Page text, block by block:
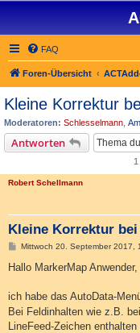
FAQ
Foren-Übersicht
Kleine Korrektur
Moderatoren: Schlesselmann
Antworten
Robert Schellmann
Kleine Korrektur
B
i
a
Mittwoch 20. September 2017,
Hallo MarkerMap Anwender,
ich habe das AutoData-
Bei Feldinhalten wie z.B.
LineFeed-Zeichen